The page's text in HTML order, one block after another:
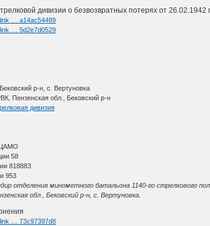
дивизии о безвозвратных потерях от 26.02.1942
… a14ac54489
… 5d2e7d0529
р-н, с. Вертуновка
Пензенская обл., Бековский р-н
дивизия
ЦАМО
58
818883
953
отделения минометного батальона 1140-го стрелкового
обл., Бековский р-н, с. Вертуновка.
… 73c97397d8